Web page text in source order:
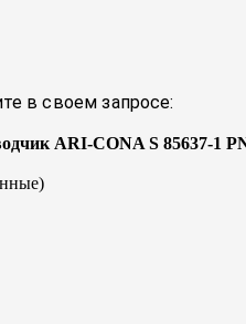
в своем запросе:
ARI-CONA S 85637-1